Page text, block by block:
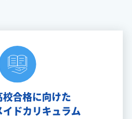
合格に向けた
ドカリキュラム